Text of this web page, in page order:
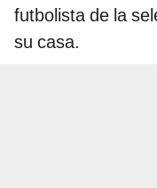
futbolista de la
su casa.